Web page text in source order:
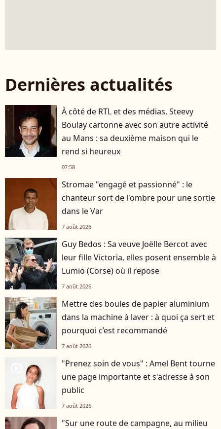
Dernières actualités
À côté de RTL et des médias, Steevy
Boulay cartonne avec son autre activité
au Mans : sa deuxième maison qui le
rend si heureux
07:58
Stromae "engagé et passionné" : le
chanteur sort de l'ombre pour une sortie
dans le Var
7 août 2026
Guy Bedos : Sa veuve Joëlle Bercot avec
leur fille Victoria, elles posent ensemble à
Lumio (Corse) où il repose
7 août 2026
Mettre des boules de papier aluminium
dans la machine à laver : à quoi ça sert et
pourquoi c’est recommandé
7 août 2026
"Prenez soin de vous" : Amel Bent tourne
une page importante et s'adresse à son
public
7 août 2026
"Sur une route de campagne, au milieu